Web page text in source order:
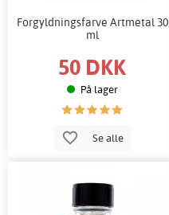
Forgyldningsfarve Artmetal 30
ml
50 DKK
På lager
Se alle